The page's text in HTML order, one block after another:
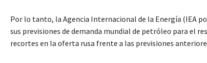
Por lo tanto, la Agencia Internacional de la Energía (IEA
sus previsiones de demanda mundial de petróleo para el
recortes en la oferta rusa frente a las previsiones